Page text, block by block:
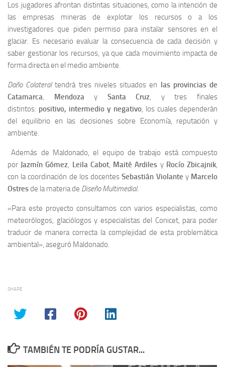
Los jugadores afrontan distintas situaciones, como la intención de
las empresas mineras de explotar los recursos o a los
investigadores que piden permiso para instalar sensores en el
glaciar. Es necesario evaluar la consecuencia de cada decisión y
saber gestionar los recursos, ya que cada movimiento impacta de
forma directa en el medio ambiente.
Daño Colateraltendrá tres niveles situados en las provincias de
Catamarca, Mendozay Santa Cruz, y tres finales
distintos: positivo, intermedio y negativo, los cuales dependerán
del equilibrio en las decisiones sobre Economía, reputación y
ambiente.
Además de Maldonado, el equipo de trabajo está compuesto
por Jazmín Gómez, Leila Cabot, Maité Ardiles y Rocío Zbicajnik,
con la coordinación de los docentesSebastián Violante y Marcelo
Ostresde la materia de Diseño Multimedial.
«Para este proyecto consultamos con varios especialistas, como
meteorólogos, glaciólogos y especialistas del Conicet, para poder
traducir de manera correcta la complejidad de esta problemática
ambiental», aseguró Maldonado.
SHARE
TAMBIÉN TE PODRÍA GUSTAR...